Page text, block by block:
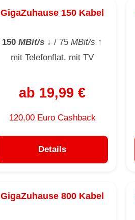
GigaZuhause 150 Kabel
150 MBit/s ↓ / 75 MBit/s ↑
mit Telefonflat, mit TV
ab 19,99 €
120,00 Euro Cashback
Details
GigaZuhause 800 Kabel